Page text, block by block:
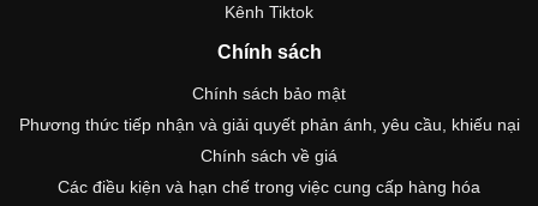
Kênh Tiktok
Chính sách
Chính sách bảo mật
Phương thức tiếp nhận và giải quyết phản ánh, yêu cầu, khiếu nại
Chính sách về giá
Các điều kiện và hạn chế trong việc cung cấp hàng hóa